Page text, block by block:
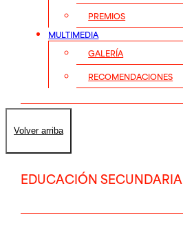
PREMIOS
MULTIMEDIA
GALERÍA
RECOMENDACIONES
Volver arriba
EDUCACIÓN SECUNDARIA